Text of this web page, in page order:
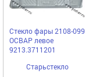
Стекло фары 2108-099
ОСВАР левое
9213.3711201
Старьстекло